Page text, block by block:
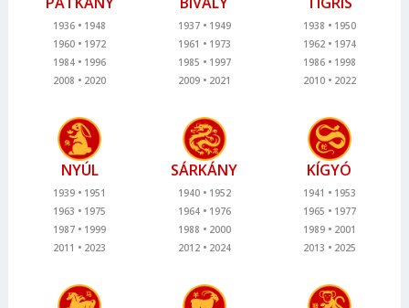
1936
1948
1960
1972
1984
1996
2008
2020
1937
1949
1961
1973
1985
1997
2009
2021
1938
1950
1962
1974
1986
1998
2010
2022
NYÚL
1939
1951
1963
1975
1987
1999
2011
2023
SÁRKÁNY
1940
1952
1964
1976
1988
2000
2012
2024
KÍGYÓ
1941
1953
1965
1977
1989
2001
2013
2025